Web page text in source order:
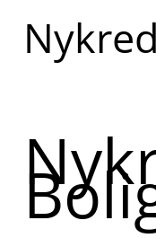
Read
more